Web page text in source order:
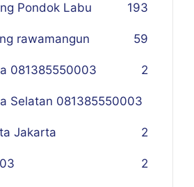
Pondok Labu 193
rawamangun 59
081385550003 2
Selatan 081385550003
2
Jakarta
2